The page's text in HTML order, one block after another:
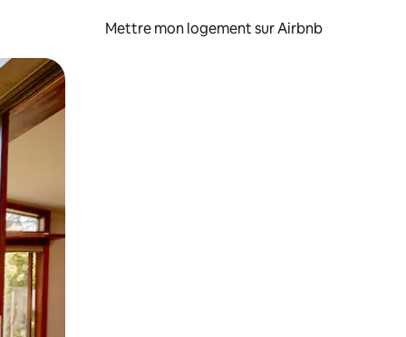
Mettre mon logement sur Airbnb